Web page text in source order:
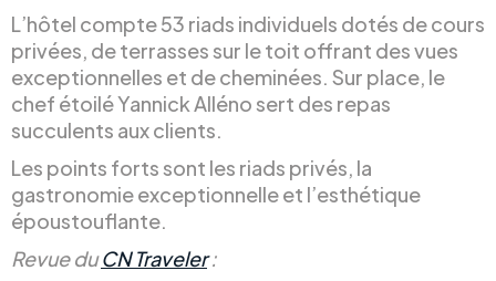
L’hôtel compte 53 riads individuels dotés de cours
privées, de terrasses sur le toit offrant des vues
exceptionnelles et de cheminées. Sur place, le
chef étoilé Yannick Alléno sert des repas
succulents aux clients.
Les points forts sont les riads privés, la
gastronomie exceptionnelle et l’esthétique
époustouflante.
Revue duCN Traveler: